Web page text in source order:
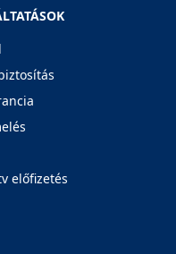
előfizetés